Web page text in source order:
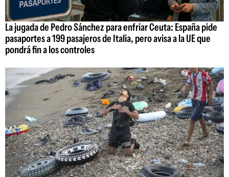
La jugada de Pedro Sánchez para enfriar Ceuta: España pide
pasaportes a 199 pasajeros de Italia, pero avisa a la UE que
pondrá fin a los controles